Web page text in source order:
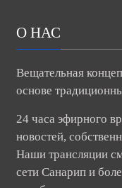
О НАС
Вещательная
основе
24 часа эфирного
новостей,
Наши трансляции
сети Санарип и